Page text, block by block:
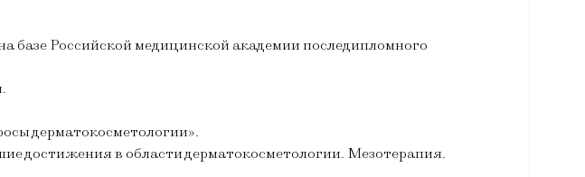
базе Российской медицинской академии последипломного
дерматокосметологии».
достижения в области дерматокосметологии. Мезотерапия.